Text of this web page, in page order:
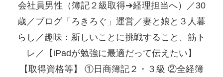
会社員男性（簿記２級取得➔経理担当へ）／30
歳／ブログ「ろきろぐ」運営／妻と娘と３人暮
らし／趣味：新しいことに挑戦すること、筋ト
レ／【iPadが勉強に最適だって伝えたい】
【取得資格等】 ①日商簿記２・３級 ②全経簿